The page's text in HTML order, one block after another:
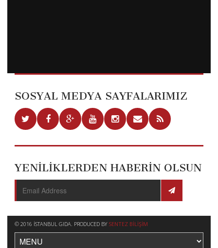
SOSYAL MEDYA SAYFALARIMIZ
YENİLİKLERDEN HABERİN OLSUN
© 2016 İSTANBUL GIDA. PRODUCED BY SENTEZ BILIŞIM